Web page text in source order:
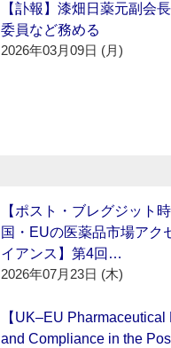
【訃報】漆畑日薬元副会
委員など務める
2026年03月09日 (月)
【ポスト・ブレグジット
国・EUの医薬品市場アク
イアンス】第4回…
2026年07月23日 (木)
【UK–EU
and Compliance in the